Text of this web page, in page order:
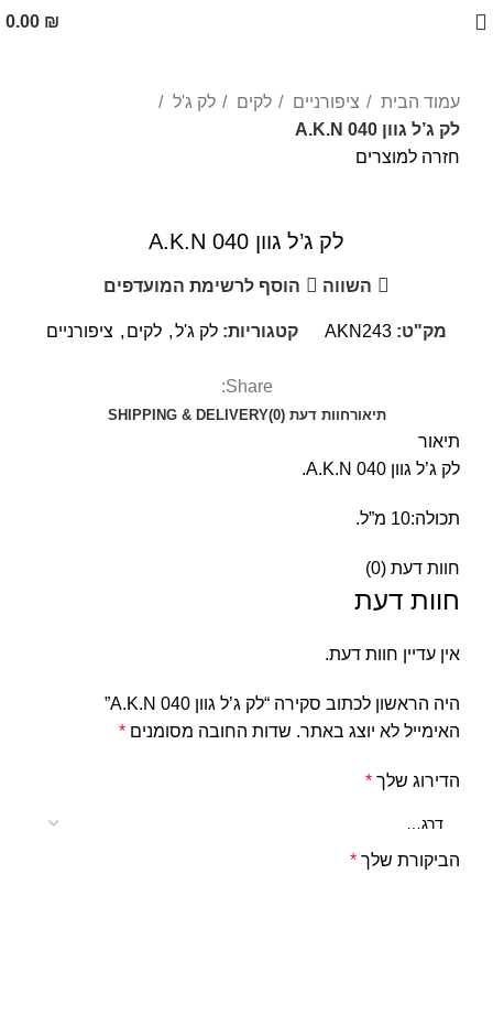
0.00 ₪
עמוד הבית ציפורניים לקים
לק ג'ל
לק ג’ל גוון 040 A.K.N
חזרה למוצרים
לק ג’ל גוון 040 A.K.N
השווה הוסף לרשימת המועדפים
מק"ט: AKN243 קטגוריות: לק ג'ל, לקים , ציפורניים
Share:
תיאורחוות דעת (0) SHIPPING & DELIVERY
תיאור
לק ג’ל גוון 040 A.K.N.
תכולה:10 מ”ל.
חוות דעת (0)
חוות דעת
אין עדיין חוות דעת.
היה הראשון לכתוב סקירה “לק ג’ל גוון 040 A.K.N”
האימייל לא יוצג באתר. שדות החובה מסומנים *
הדירוג שלך *
הביקורת שלך *